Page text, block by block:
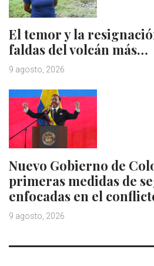
El temor y la
faldas del volcán más…
9 agosto, 2026
Nuevo Gobierno de
primeras medidas de
enfocadas en el
9 agosto, 2026